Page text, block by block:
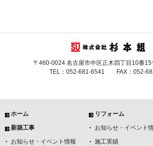
〒460-0024 名古屋市中区正木四丁目10番
TEL：052-681-6541 FAX：052-
ホーム
新築工事
お知らせ・イベント情報
リフォーム
お知らせ・イベント
施工実績